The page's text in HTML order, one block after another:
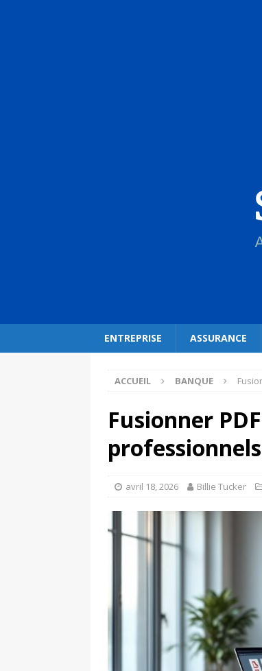
ENTREPRISE ASSURANCE
ACCUEIL BANQUE
Fusionner
avril 18, 2026 Billie Tucker